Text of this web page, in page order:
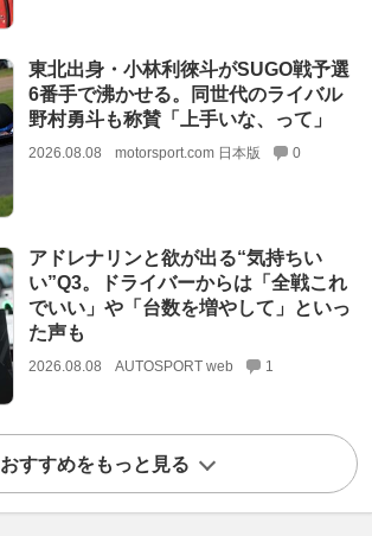
東北出身・小林利徠斗がSUGO戦予選
6番手で沸かせる。同世代のライバル
野村勇斗も称賛「上手いな、って」
2026.08.08 motorsport.com 日本版 0
アドレナリンと欲が出る“気持ちい
い”Q3。ドライバーからは「全戦これ
でいい」や「台数を増やして」といっ
た声も
2026.08.08 AUTOSPORT web 1
おすすめをもっと見る